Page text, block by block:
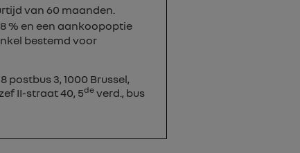
van 60 maanden.
% en een aankoopoptie
bestemd voor
3, 1000 Brussel,
II-straat 40, 5de verd., bus